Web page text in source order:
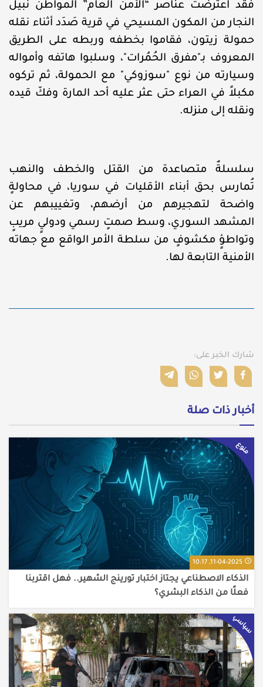
فقد اعترضت عناصر “الأمن العام” المواطن نبيل
النجار من المكون المسيحي في قرية صَدَد أثناء نقله
حمولة زيتون، فقاموا بخطفه وربطه على الطريق
المعروف بـ"مفرق الحُمُرات"، وسلبوا هاتفه وأمواله
وسيارته من نوع "سوزوكي" مع الحمولة، ثم تركوه
مكبلاً في العراء حتى عثر عليه أحد المارة وفكّ قيده
ونقله إلى منزله.
سلسلةٌ متصاعدة من القتل والخطف والنهب
تُمارس بحق أبناء الأقليات في سوريا، في محاولةٍ
واضحة لتهجيرهم من أرضهم، وتغييبهم عن
المشهد السوري، وسط صمتٍ رسمي ودوليٍ مريبٍ
وتواطؤٍ مكشوفٍ من سلطة الأمر الواقع مع جهاته
الأمنية التابعة لها.
شارك الخبر على:
أخبار ذات صلة
منوع
11-04-2025, 10:17
الذكاء الاصطناعي يجتاز اختبار تورينج الشهير.. فهل اقتربنا
فعلًا من الذكاء البشري؟
سياسي